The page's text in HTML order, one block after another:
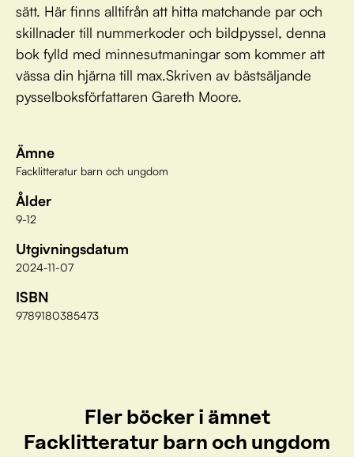
sätt. Här finns alltifrån att hitta matchande par och
skillnader till nummerkoder och bildpyssel, denna
bok fylld med minnesutmaningar som kommer att
vässa din hjärna till max.Skriven av bästsäljande
pysselboksförfattaren Gareth Moore.
Ämne
Facklitteratur barn och ungdom
Ålder
9-12
Utgivningsdatum
2024-11-07
ISBN
9789180385473
Fler böcker i ämnet
Facklitteratur barn och ungdom